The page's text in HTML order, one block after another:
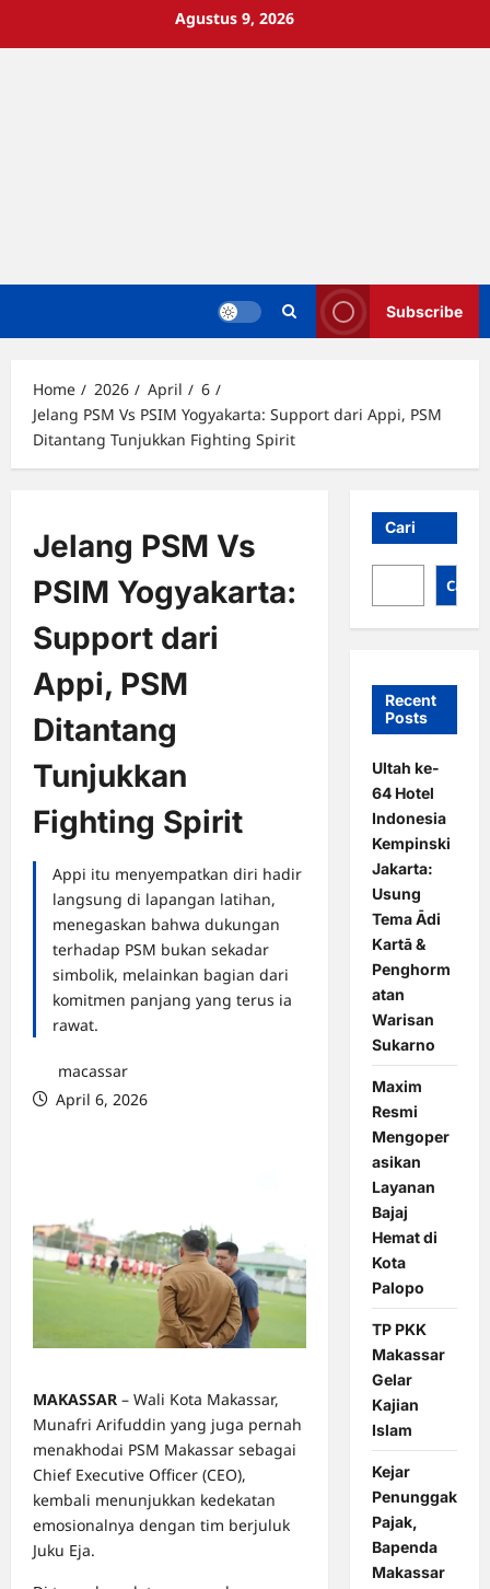
Agustus 9, 2026
Subscribe
Home 2026 April
6
Jelang PSM Vs PSIM Yogyakarta: Support dari Appi, PSM
Ditantang Tunjukkan Fighting Spirit
Jelang PSM Vs
PSIM Yogyakarta:
Support dari
Appi, PSM
Ditantang
Tunjukkan
Fighting Spirit
Appi itu menyempatkan diri hadir
langsung di lapangan latihan,
menegaskan bahwa dukungan
terhadap PSM bukan sekadar
simbolik, melainkan bagian dari
komitmen panjang yang terus ia
rawat.
macassar
April 6, 2026
MAKASSAR – Wali Kota Makassar,
Munafri Arifuddin yang juga pernah
menakhodai PSM Makassar sebagai
Chief Executive Officer (CEO),
kembali menunjukkan kedekatan
emosionalnya dengan tim berjuluk
Juku Eja.
Cari
Cari
Recent
Posts
Ultah ke-
64 Hotel
Indonesia
Kempinski
Jakarta:
Usung
Tema Ādi
Kartā &
Penghorm
atan
Warisan
Sukarno
Maxim
Resmi
Mengoper
asikan
Layanan
Bajaj
Hemat di
Kota
Palopo
TP PKK
Makassar
Gelar
Kajian
Islam
Kejar
Penunggak
Pajak,
Bapenda
Makassar